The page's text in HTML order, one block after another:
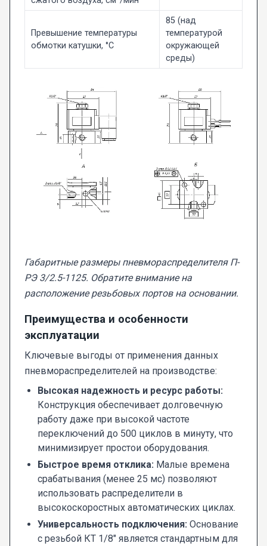
Превышение температуры
обмотки катушки, °С
85 (над
температурой
окружающей
среды)
Габаритные размеры пневмораспределителя П-
РЭ 3/2.5-1125. Обратите внимание на
расположение резьбовых портов на основании.
Преимущества и особенности
эксплуатации
Ключевые выгоды от применения данных
пневмораспределителей на производстве:
Высокая надежность и ресурс работы:
Конструкция обеспечивает долговечную
работу даже при высокой частоте
переключений до 500 циклов в минуту, что
минимизирует простои оборудования.
Быстрое время отклика: Малые времена
срабатывания (менее 25 мс) позволяют
использовать распределители в
высокоскоростных автоматических циклах.
Универсальность подключения: Основание
с резьбой КТ 1/8" является стандартным для